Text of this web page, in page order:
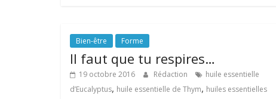
Bien-être Forme
Il faut que tu respires…
19 octobre 2016 Rédaction
huile essentielle
d’Eucalyptus, huile essentielle de Thym, huiles essentielles